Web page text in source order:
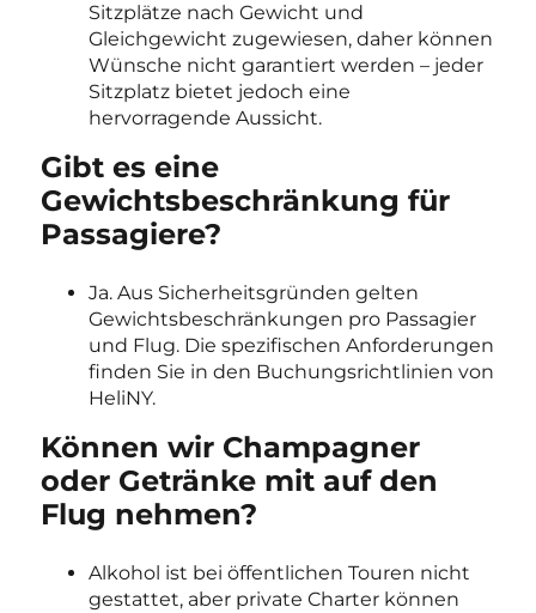
Sitzplätze nach Gewicht und
Gleichgewicht zugewiesen, daher können
Wünsche nicht garantiert werden – jeder
Sitzplatz bietet jedoch eine
hervorragende Aussicht.
Gibt es eine
Gewichtsbeschränkung für
Passagiere?
Ja. Aus Sicherheitsgründen gelten
Gewichtsbeschränkungen pro Passagier
und Flug. Die spezifischen Anforderungen
finden Sie in den Buchungsrichtlinien von
HeliNY.
Können wir Champagner
oder Getränke mit auf den
Flug nehmen?
Alkohol ist bei öffentlichen Touren nicht
gestattet, aber private Charter können